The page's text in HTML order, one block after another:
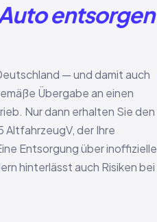
entsorgen
— und damit auch
Übergabe an einen
Nur dann erhalten Sie den
AltfahrzeugV, der Ihre
Entsorgung über inoffizielle
hinterlässt auch Risiken bei